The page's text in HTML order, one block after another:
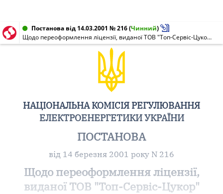
Постанова від 14.03.2001 № 216(Чинний)
Щодо переоформлення ліцензії, виданої ТОВ "Топ-Сервіс-Цукор"
НАЦІОНАЛЬНА КОМІСІЯ РЕГУЛЮВАННЯ
ЕЛЕКТРОЕНЕРГЕТИКИ УКРАЇНИ
ПОСТАНОВА
від 14 березня 2001 року N 216
Щодо переоформлення ліцензії,
виданої ТОВ "Топ-Сервіс-Цукор"